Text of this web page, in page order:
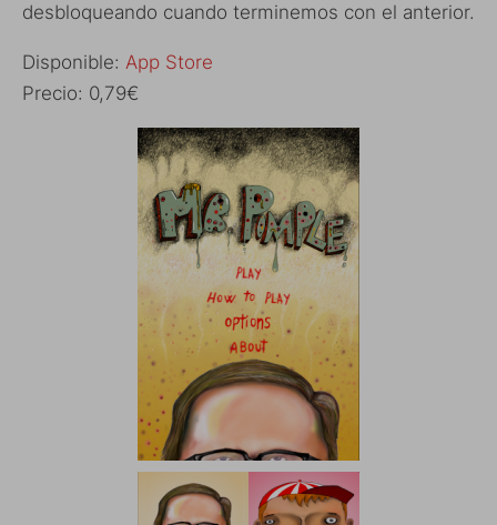
desbloqueando cuando terminemos con el anterior.
Disponible: App Store
Precio: 0,79€